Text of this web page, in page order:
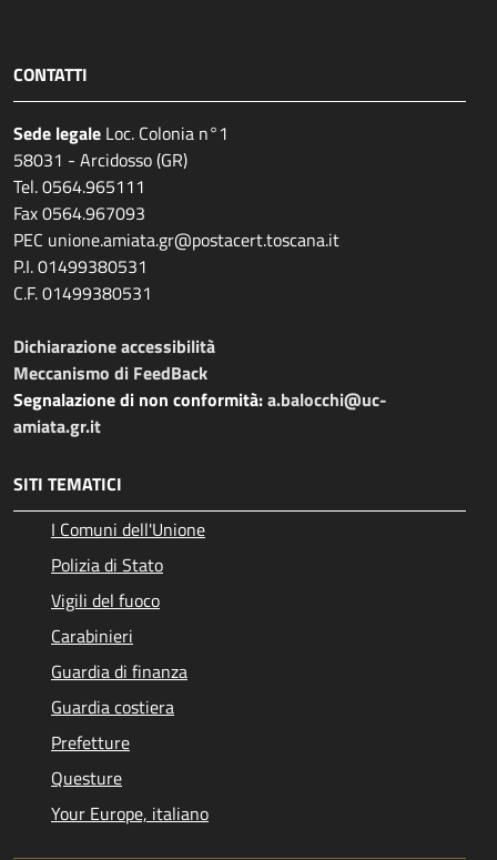
CONTATTI
Sede legale Loc. Colonia n°1
58031 - Arcidosso (GR)
Tel. 0564.965111
Fax 0564.967093
PEC unione.amiata.gr@postacert.toscana.it
P.I. 01499380531
C.F. 01499380531
Dichiarazione accessibilità
Meccanismo di FeedBack
Segnalazione di non conformità:a.balocchi@uc-
amiata.gr.it
SITI TEMATICI
I Comuni dell'Unione
Polizia di Stato
Vigili del fuoco
Carabinieri
Guardia di finanza
Guardia costiera
Prefetture
Questure
Your Europe, italiano